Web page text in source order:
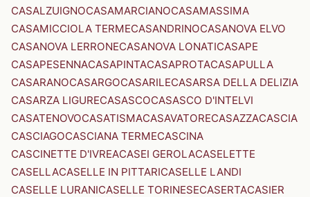
CASALZUIGNOCASAMARCIANOCASAMASSIMA
CASAMICCIOLA TERMECASANDRINOCASANOVA ELVO
CASANOVA LERRONECASANOVA LONATICASAPE
CASAPESENNACASAPINTACASAPROTACASAPULLA
CASARANOCASARGOCASARILECASARSA DELLA DELIZIA
CASARZA LIGURECASASCOCASASCO D'INTELVI
CASATENOVOCASATISMACASAVATORECASAZZACASCIA
CASCIAGOCASCIANA TERMECASCINA
CASCINETTE D'IVREACASEI GEROLACASELETTE
CASELLACASELLE IN PITTARICASELLE LANDI
CASELLE LURANICASELLE TORINESECASERTACASIER